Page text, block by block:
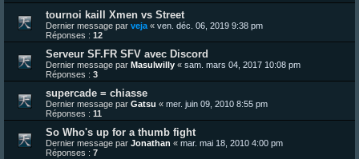
tournoi kaill Xmen vs Street
Dernier message par veja « ven. déc. 06, 2019 9:38 pm
Réponses : 12
Serveur SF.FR SFV avec Discord
Dernier message par Masulwilly « sam. mars 04, 2017 10:08 pm
Réponses : 3
supercade = chiasse
Dernier message par Gatsu « mer. juin 09, 2010 8:55 pm
Réponses : 11
So Who's up for a thumb fight
Dernier message par Jonathan « mar. mai 18, 2010 4:00 pm
Réponses : 7